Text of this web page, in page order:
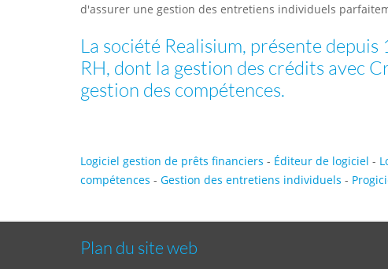
d'assurer une gestion des entretiens individuels
La société Realisium, présente
RH, dont la gestion des crédits avec
gestion des compétences.
Logiciel gestion de prêts financiers - Éditeur de logiciel -
compétences - Gestion des entretiens individuels -
Plan du site web